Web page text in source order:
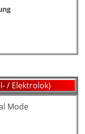
/ Elektrolok)